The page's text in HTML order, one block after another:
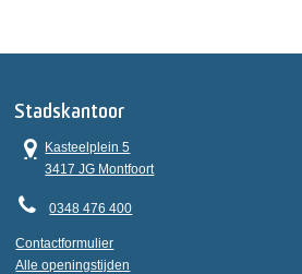
Stadskantoor
Kasteelplein 5
3417 JG Montfoort
0348 476 400
Contactformulier
Alle openingstijden